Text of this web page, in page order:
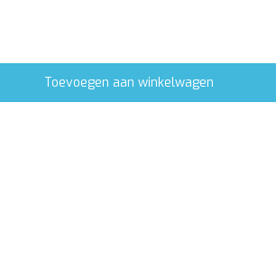
Toevoegen aan winkelwagen